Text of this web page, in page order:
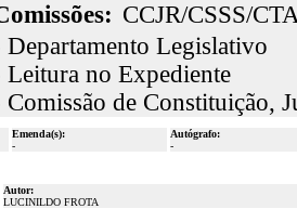
CCJR/CSSS/
Legislativo
no Expediente
de Constituição,
Emenda(s):
-
Autógrafo:
-
Autor:
LUCINILDO FROTA